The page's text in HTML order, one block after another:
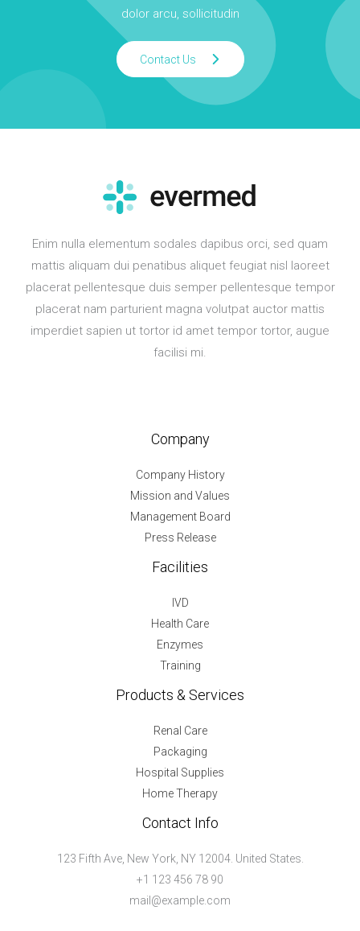
dolor arcu, sollicitudin
Contact Us
Enim nulla elementum sodales dapibus orci, sed quam
mattis aliquam dui penatibus aliquet feugiat nisl laoreet
placerat pellentesque duis semper pellentesque tempor
placerat nam parturient magna volutpat auctor mattis
imperdiet sapien ut tortor id amet tempor tortor, augue
facilisi mi.
Company
Company History
Mission and Values
Management Board
Press Release
Facilities
IVD
Health Care
Enzymes
Training
Products & Services
Renal Care
Packaging
Hospital Supplies
Home Therapy
Contact Info
123 Fifth Ave, New York, NY 12004. United States.
+1 123 456 78 90
mail@example.com